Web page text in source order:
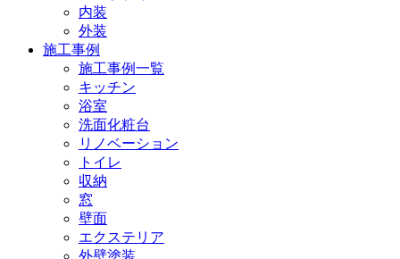
内装
外装
施工事例
施工事例一覧
キッチン
浴室
洗面化粧台
リノベーション
トイレ
収納
窓
壁面
エクステリア